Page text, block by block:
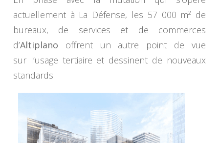
actuellement à La Défense, les 57 000 m² de
bureaux, de services et de commerces
d’Altiplano offrent un autre point de vue
sur l’usage tertiaire et dessinent de nouveaux
standards.